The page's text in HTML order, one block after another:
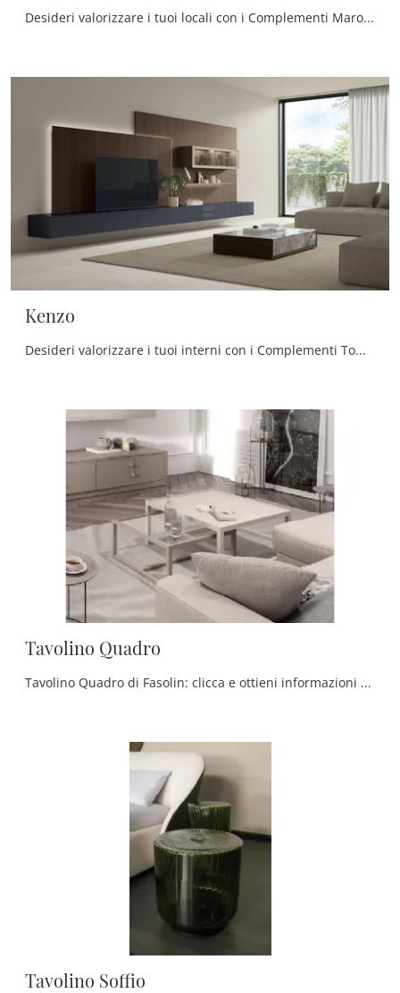
Desideri valorizzare i tuoi locali con i Complementi Maronese? Ti presentiamo differenti modelli di mensole in vetro come Box.
Kenzo
Desideri valorizzare i tuoi interni con i Complementi Tomasella? Eccoti diversi modelli di tavolini in vetro come Kenzo.
Tavolino Quadro
Tavolino Quadro di Fasolin: clicca e ottieni informazioni sui Complementi e tavolini moderni in vetro del noto e conosciuto marchio!
Tavolino Soffio